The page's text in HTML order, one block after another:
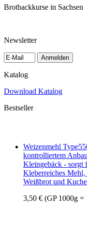
Brotbackkurse in Sachsen
Newsletter
Anmelden
Katalog
Download Katalog
Bestseller
Weizenmehl
kontrolliertem
Kleingebäck - sorgt
Kleberreiches Mehl,
Weißbrot und
3,50 € (GP 1000g =